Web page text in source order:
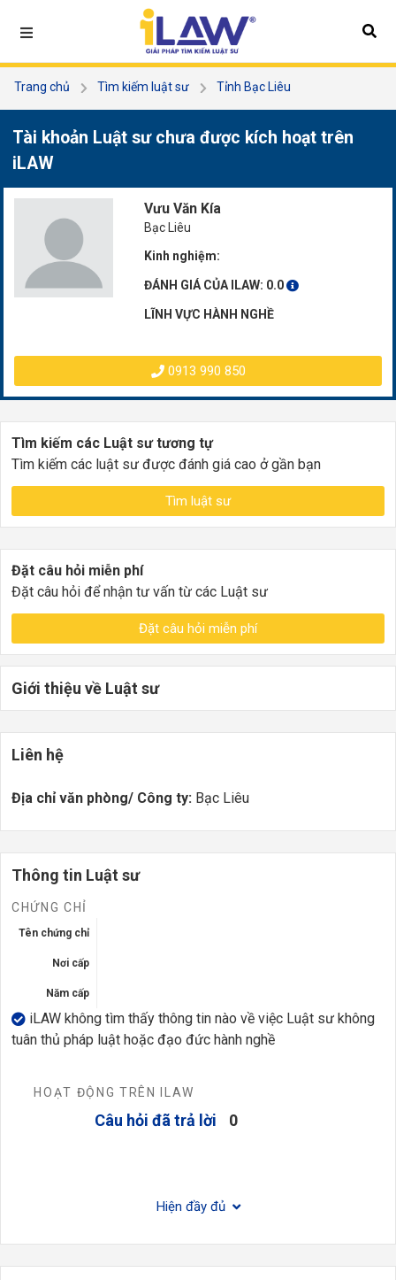
Trang chủ Tìm kiếm luật sư
Tỉnh Bạc Liêu
Tài khoản Luật sư chưa được kích hoạt trên
iLAW
Vưu Văn Kía
Bạc Liêu
Kinh nghiệm:
ĐÁNH GIÁ CỦA ILAW: 0.0
LĨNH VỰC HÀNH NGHỀ
0913 990 850
Tìm kiếm các Luật sư tương tự
Tìm kiếm các luật sư được đánh giá cao ở gần bạn
Tìm luật sư
Đặt câu hỏi miễn phí
Đặt câu hỏi để nhận tư vấn từ các Luật sư
Đặt câu hỏi miễn phí
Giới thiệu về Luật sư
Liên hệ
Địa chỉ văn phòng/ Công ty: Bạc Liêu
Thông tin Luật sư
CHỨNG CHỈ
Tên chứng chỉ
Nơi cấp
Năm cấp
iLAW không tìm thấy thông tin nào về việc Luật sư không
tuân thủ pháp luật hoặc đạo đức hành nghề
HOẠT ĐỘNG TRÊN ILAW
Câu hỏi đã trả lời 0
Hiện đầy đủ